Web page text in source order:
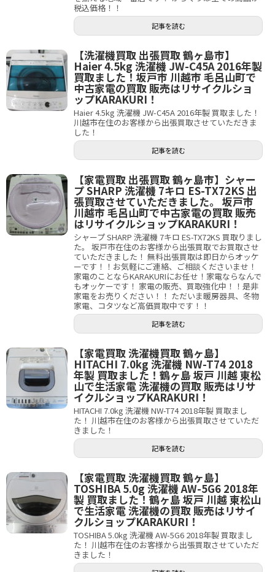
税込価格！！
記事を読む
【洗濯機買取 出張買取 鶴ヶ島市】
Haier 4.5kg 洗濯機 JW-C45A 2016年製
買取ました！坂戸市 川越市 毛呂山町で
中古家電の買取 販売はリサイクルショ
ップKARAKURI！
Haier 4.5kg 洗濯機 JW-C45A 2016年製 買取ました！
川越市在住のお客様から出張買取させていただきま
した！
記事を読む
【家電買取 出張買取 鶴ヶ島市】シャー
プ SHARP 洗濯機 7キロ ES-TX72KS 出
張買取させていただきました。 坂戸市
川越市 毛呂山町で中古家電の買取 販売
はリサイクルショップKARAKURI！
シャープ SHARP 洗濯機 7キロ ES-TX72KS 買取りまし
た。 坂戸市在住のお客様から出張買取でお買取させ
ていただきました！ 無料出張買取は即日からオッケ
ーです！！お気軽にご連絡、ご相談くださいませ！
家電のことならKARAKURIにお任せ！家電ならなんで
もオッケーです！ 家電の販売、買取強化中！！是非
家電をお売りください！！ ただいま暖房器具、冬物
家電、コタツなど高価買取中です！！
記事を読む
【家電買取 洗濯機買取 鶴ヶ島】
HITACHI 7.0kg 洗濯機 NW-T74 2018
年製 買取ました！鶴ヶ島 坂戸 川越 東松
山で生活家電 洗濯機の買取 販売はリサ
イクルショップKARAKURI！
HITACHI 7.0kg 洗濯機 NW-T74 2018年製 買取まし
た！ 川越市在住のお客様から出張買取させていただ
きました！
記事を読む
【家電買取 洗濯機買取 鶴ヶ島】
TOSHIBA 5.0g 洗濯機 AW-5G6 2018年
製 買取ました！鶴ヶ島 坂戸 川越 東松山
で生活家電 洗濯機の買取 販売はリサイ
クルショップKARAKURI！
TOSHIBA 5.0kg 洗濯機 AW-5G6 2018年製 買取まし
た！ 川越市在住のお客様から出張買取させていただ
きました！